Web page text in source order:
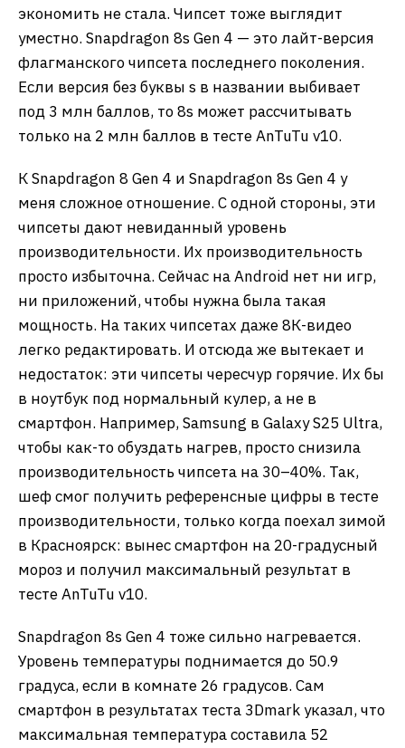
экономить не стала. Чипсет тоже выглядит
уместно. Snapdragon 8s Gen 4 — это лайт-версия
флагманского чипсета последнего поколения.
Если версия без буквы s в названии выбивает
под 3 млн баллов, то 8s может рассчитывать
только на 2 млн баллов в тесте AnTuTu v10.
К Snapdragon 8 Gen 4 и Snapdragon 8s Gen 4 у
меня сложное отношение. С одной стороны, эти
чипсеты дают невиданный уровень
производительности. Их производительность
просто избыточна. Сейчас на Android нет ни игр,
ни приложений, чтобы нужна была такая
мощность. На таких чипсетах даже 8К-видео
легко редактировать. И отсюда же вытекает и
недостаток: эти чипсеты чересчур горячие. Их бы
в ноутбук под нормальный кулер, а не в
смартфон. Например, Samsung в Galaxy S25 Ultra,
чтобы как-то обуздать нагрев, просто снизила
производительность чипсета на 30–40%. Так,
шеф смог получить референсные цифры в тесте
производительности, только когда поехал зимой
в Красноярск: вынес смартфон на 20-градусный
мороз и получил максимальный результат в
тесте AnTuTu v10.
Snapdragon 8s Gen 4 тоже сильно нагревается.
Уровень температуры поднимается до 50.9
градуса, если в комнате 26 градусов. Сам
смартфон в результатах теста 3Dmark указал, что
максимальная температура составила 52